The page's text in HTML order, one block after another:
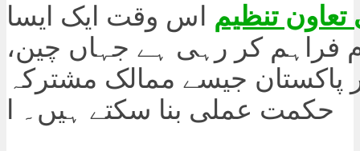
تنظیم
اس وقت ایک ایسا
فراہم کر رہی ہے جہاں چین،
پاکستان جیسے ممالک مشترکہ
حکمت عملی بنا سکتے ہیں۔ ا